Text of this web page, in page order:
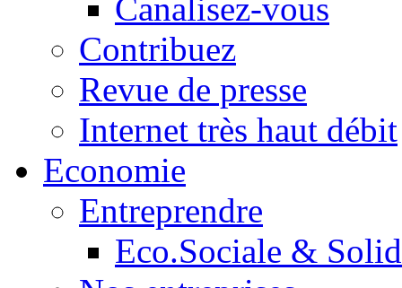
Canalisez-vous
Contribuez
Revue de presse
Internet très haut débit
Economie
Entreprendre
Eco.Sociale &